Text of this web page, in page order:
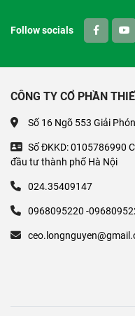
Follow socials
CÔNG TY CỔ PHẦN
Số 16 Ngõ 553 Giải
Số ĐKKD: 0105786990
đầu tư thành phố Hà Nội
024.35409147
0968095220 -